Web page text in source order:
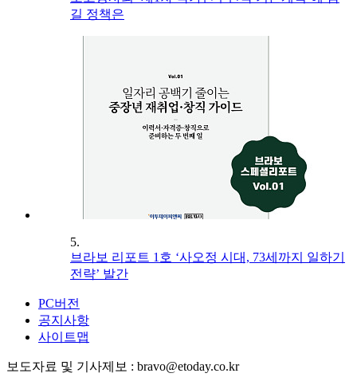
길 정책은
5.
브라보 리포트 1호 ‘사오정 시대, 73세까지 일하기
전략’ 발간
PC버전
공지사항
사이트맵
보도자료 및 기사제보 : bravo@etoday.co.kr